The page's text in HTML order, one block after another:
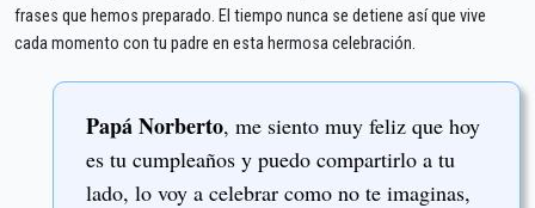
frases que hemos preparado. El tiempo nunca se detiene así que vive
cada momento con tu padre en esta hermosa celebración.
Papá Norberto, me siento muy feliz que hoy
es tu cumpleaños y puedo compartirlo a tu
lado, lo voy a celebrar como no te imaginas,